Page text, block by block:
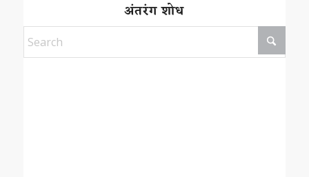
अंतरंग शोध